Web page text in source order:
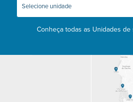
Conheça todas as Unidades de